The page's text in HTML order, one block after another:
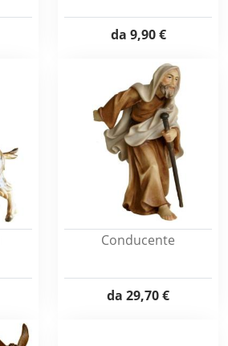
da 9,90 €
Conducente
da 29,70 €